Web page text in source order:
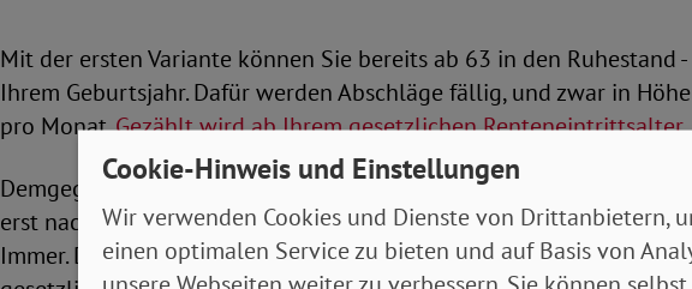
Mit der ersten Variante können Sie bereits ab 63 in den Ruhestand
Ihrem Geburtsjahr. Dafür werden Abschläge fällig, und zwar in
pro Monat.Gezählt wird ab Ihrem gesetzlichen Renteneintrittsalter.
Demgegenüber können Sie mit der Altersrente für besonders
erst nach 45 Jahren Wartezeit eine Rente beziehen. Diese ist
Immer. Dafür geht das allerdings erst, wenn Sie sich maximal zwei
Cookie-Hinweis und Einstellungen
Wir verwenden Cookies und Dienste von Drittanbietern,
einen optimalen Service zu bieten und auf Basis von